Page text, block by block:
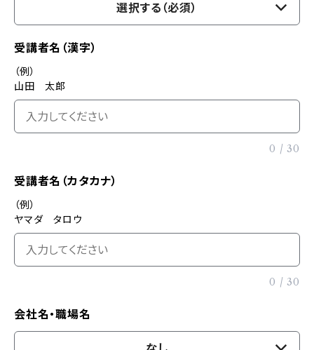
選択する（必須）
受講者名（漢字）
（例）
山田 太郎
0 / 30
受講者名（カタカナ）
（例）
ヤマダ タロウ
0 / 30
会社名・職場名